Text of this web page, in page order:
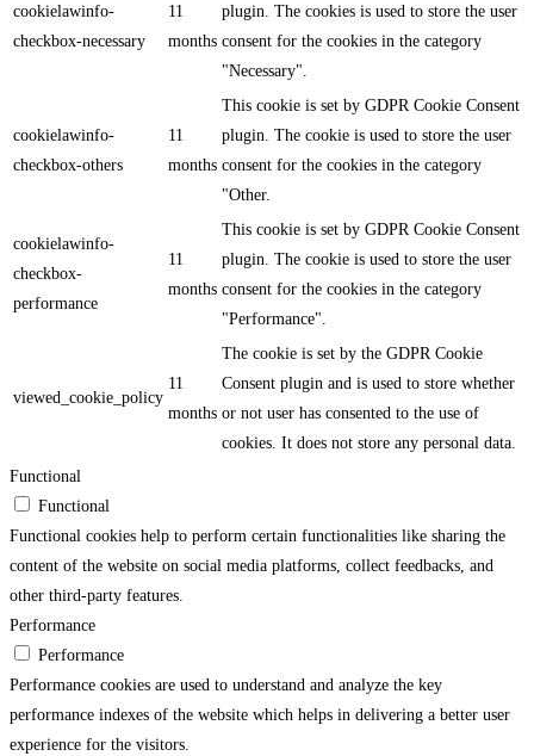
cookielawinfo-
checkbox-necessary
11
months
plugin. The cookies is used to store the user
consent for the cookies in the category
"Necessary".
cookielawinfo-
checkbox-others
11
months
This cookie is set by GDPR Cookie Consent
plugin. The cookie is used to store the user
consent for the cookies in the category
"Other.
cookielawinfo-
checkbox-
performance
11
months
This cookie is set by GDPR Cookie Consent
plugin. The cookie is used to store the user
consent for the cookies in the category
"Performance".
viewed_cookie_policy
11
months
The cookie is set by the GDPR Cookie
Consent plugin and is used to store whether
or not user has consented to the use of
cookies. It does not store any personal data.
Functional
Functional
Functional cookies help to perform certain functionalities like sharing the
content of the website on social media platforms, collect feedbacks, and
other third-party features.
Performance
Performance
Performance cookies are used to understand and analyze the key
performance indexes of the website which helps in delivering a better user
experience for the visitors.